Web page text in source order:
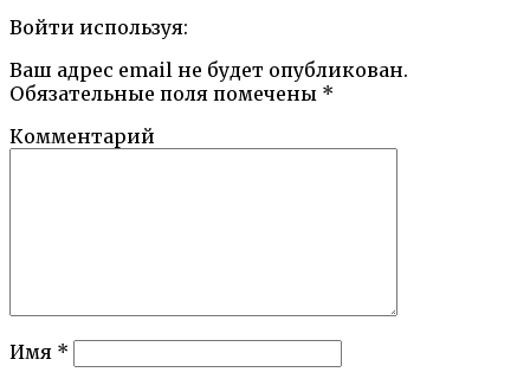
Войти используя:
Ваш адрес email не будет опубликован.
Обязательные поля помечены *
Комментарий
Имя *